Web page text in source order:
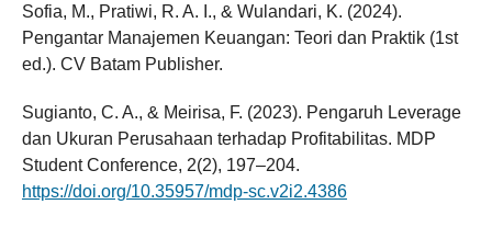
Sofia, M., Pratiwi, R. A. I., & Wulandari, K. (2024).
Pengantar Manajemen Keuangan: Teori dan Praktik (1st
ed.). CV Batam Publisher.
Sugianto, C. A., & Meirisa, F. (2023). Pengaruh Leverage
dan Ukuran Perusahaan terhadap Profitabilitas. MDP
Student Conference, 2(2), 197–204.
https://doi.org/10.35957/mdp-sc.v2i2.4386